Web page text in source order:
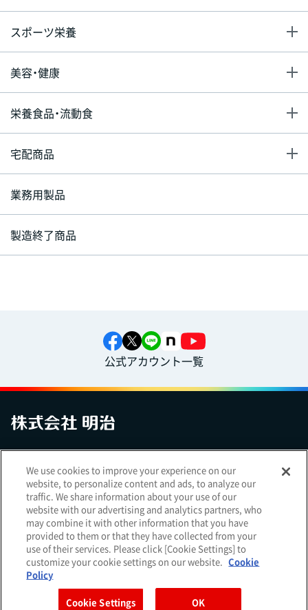
スポーツ栄養
美容・健康
栄養食品・流動食
宅配商品
業務用製品
製造終了商品
公式アカウント一覧
アクセシビリティへの対応方針ご利用規約明治グループのDX
Cookie Settings
明治ホールディングス株式会社 （ EN ｜簡体 ）
Meiji Seika ファルマ株式会社
Copyright Meiji Co., Ltd. All Rights Reserved.
We use cookies to improve your experience on our
website, to personalize content and ads, to analyze our
traffic. We share information about your use of our
website with our advertising and analytics partners, who
may combine it with other information that you have
provided to them or that they have collected from your
use of their services. Please click [Cookie Settings] to
customize your cookie settings on our website. Cookie
Policy
Cookie Settings OK